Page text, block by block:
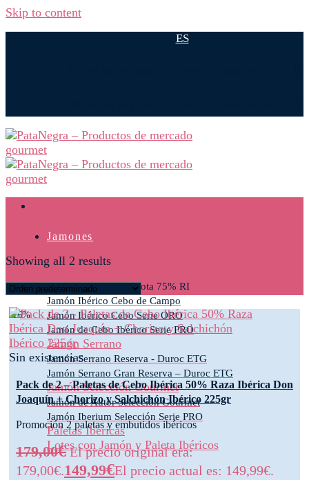
Skip to content
ES
Jamones
Jamón Ibérico
Jamón ibérico de Bellota 75% RI
Jamón Ibérico Cebo de Campo
Jamón Ibérico Cebo Serie ORO
Jamón de Cebo Ibérico Serie PRO
Jamón Serrano
Jamón Serrano Reserva - Duroc ETG
Jamón Serrano Gran Reserva – Duroc ETG
Jamón Selección Gourmet
Jamón de Autor Selección Gourmet
Jamón Iberium Selección Serie PRO
Paletas Ibéricas
Lotes con Jamón y Paleta Ibéricos
Promociones
Showing all 2 results
-16%
Sin existencias
Pack de 2 – Paletas de Cebo Ibérica 50% Raza Ibérica Don
Joaquín + Chorizo y Salchichón Ibérico 225gr
Promoción 2 paletas y embutidos ibéricos
179,00€ El precio original era:
179,00€.149,99€El precio actual es: 149,99€.